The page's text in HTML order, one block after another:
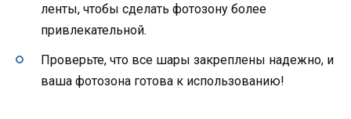
ленты, чтобы сделать фотозону более
привлекательной.
Проверьте, что все шары закреплены надежно, и
ваша фотозона готова к использованию!